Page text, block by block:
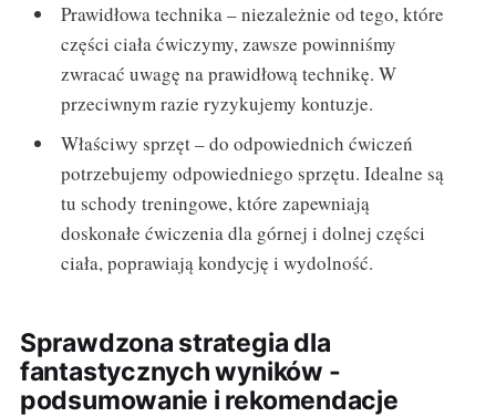
Prawidłowa technika – niezależnie od tego, które
części ciała ćwiczymy, zawsze powinniśmy
zwracać uwagę na prawidłową technikę. W
przeciwnym razie ryzykujemy kontuzje.
Właściwy sprzęt – do odpowiednich ćwiczeń
potrzebujemy odpowiedniego sprzętu. Idealne są
tu schody treningowe, które zapewniają
doskonałe ćwiczenia dla górnej i dolnej części
ciała, poprawiają kondycję i wydolność.
Sprawdzona strategia dla
fantastycznych wyników -
podsumowanie i rekomendacje